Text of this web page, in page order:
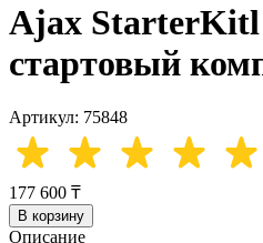
Ajax StarterKitl
стартовый
Артикул: 75848
177 600 ₸
В корзину
Описание